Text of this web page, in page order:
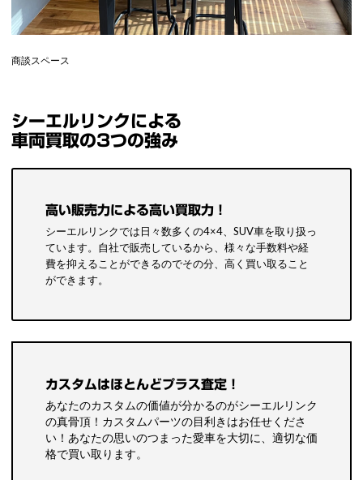
商談スペース
シーエルリンクによる
車両買取の3つの強み
高い販売力による高い買取力！
シーエルリンクでは日々数多くの4×4、SUV車を取り扱っ
ています。自社で販売しているから、様々な手数料や経
費を抑えることができるのでその分、高く買い取ること
ができます。
カスタムはほとんどプラス査定！
あなたのカスタムの価値が分かるのがシーエルリンク
の真骨頂！カスタムパーツの目利きはお任せくださ
い！あなたの思いのつまった愛車を大切に、適切な価
格で買い取ります。